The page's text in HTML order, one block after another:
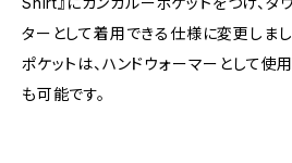
ターとして着用できる仕様に変更しまし
ポケットは、ハンドウォーマーとして使
も可能です。